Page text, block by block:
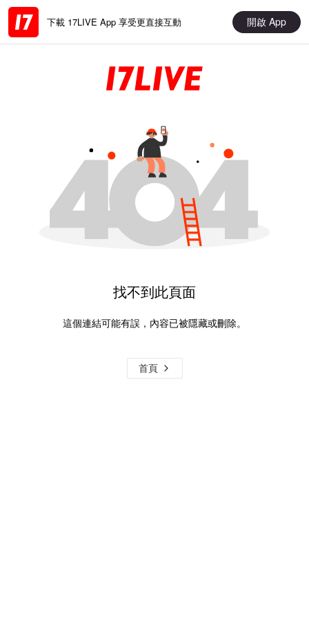
下載 17LIVE App 享受更直接互動 開啟 App
找不到此頁面
這個連結可能有誤，內容已被隱藏或刪除。
首頁